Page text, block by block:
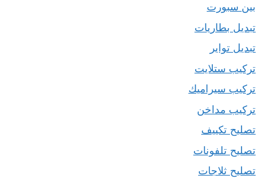
بين سبورت
تبديل بطاريات
تبديل تواير
تركيب ستلايت
تركيب سيراميك
تركيب مداخن
تصليح تكييف
تصليح تلفونات
تصليح ثلاجات